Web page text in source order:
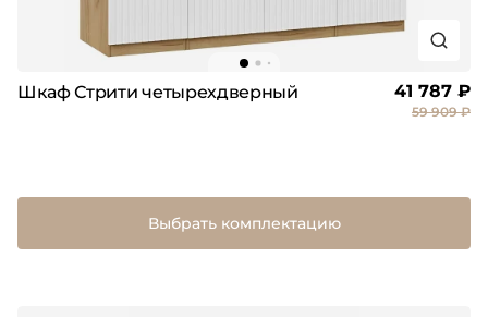
Шкаф Стрити четырехдверный 41 787 ₽
59 909 ₽
Выбрать комплектацию